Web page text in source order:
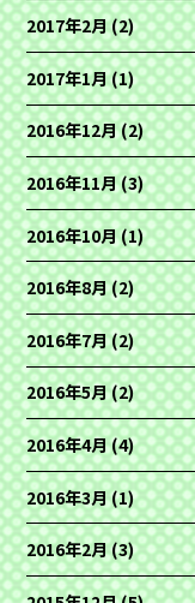
2017年2月(2)
2017年1月(1)
2016年12月(2)
2016年11月(3)
2016年10月(1)
2016年8月(2)
2016年7月(2)
2016年5月(2)
2016年4月(4)
2016年3月(1)
2016年2月(3)